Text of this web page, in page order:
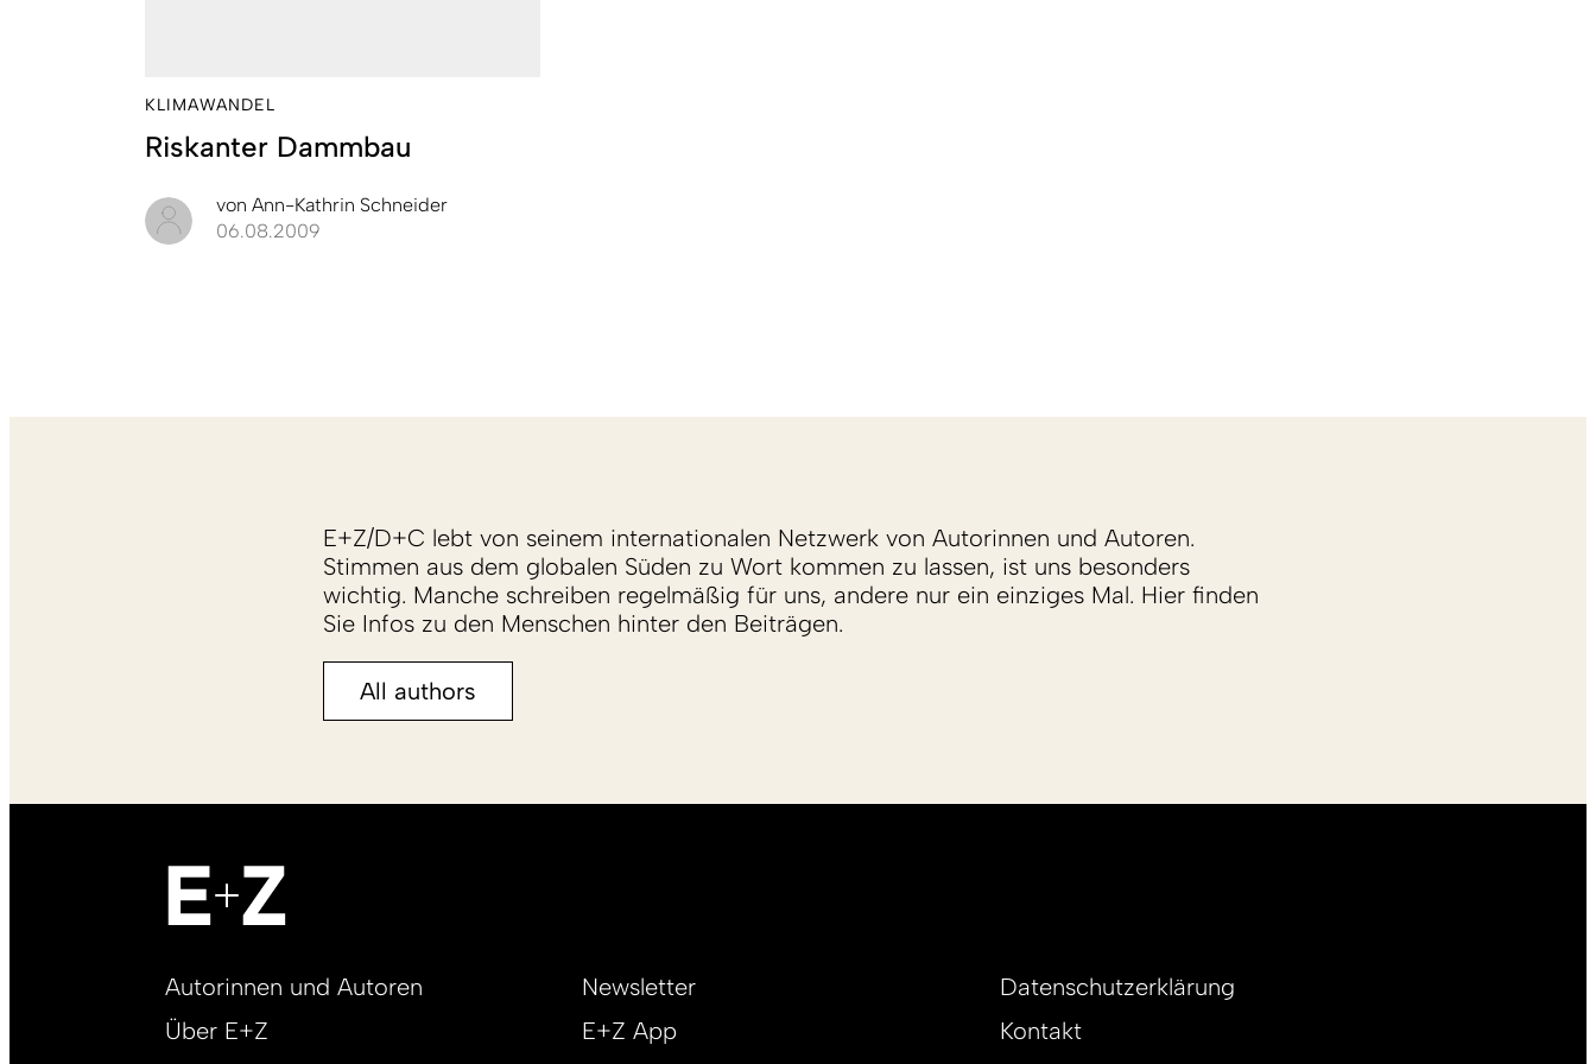
KLIMAWANDEL
Riskanter Dammbau
von Ann-Kathrin Schneider
06.08.2009
E+Z/D+C lebt von seinem internationalen Netzwerk von Autorinnen und Autoren.
Stimmen aus dem globalen Süden zu Wort kommen zu lassen, ist uns besonders
wichtig. Manche schreiben regelmäßig für uns, andere nur ein einziges Mal. Hier finden
Sie Infos zu den Menschen hinter den Beiträgen.
All authors
Footer
DE
Autorinnen und Autoren Newsletter
Datenschutzerklärung
Über E+Z
E+Z App
Kontakt